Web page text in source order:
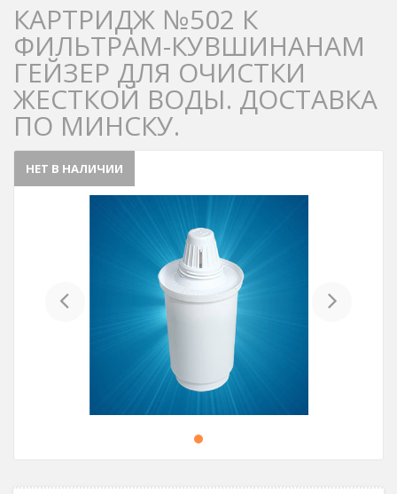
КАРТРИДЖ №502 К
ФИЛЬТРАМ-КУВШИНАНАМ
ГЕЙЗЕР ДЛЯ ОЧИСТКИ
ЖЕСТКОЙ ВОДЫ. ДОСТАВКА
ПО МИНСКУ.
НЕТ В НАЛИЧИИ
Previous